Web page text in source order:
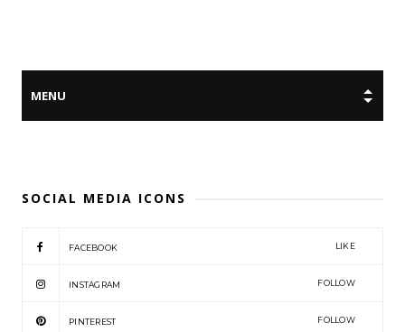
SOCIAL MEDIA ICONS
FACEBOOK LIKE
INSTAGRAM FOLLOW
PINTEREST FOLLOW